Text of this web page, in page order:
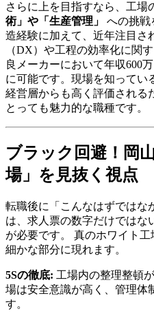
さらに上を目指すなら、工場
術」や「生産管理」
への挑戦
造経験に加えて、近年注目さ
（DX）や工程の効率化に関
良メーカーにおいて年収600
に可能です。現場を知ってい
経営層からも高く評価される
とっても魅力的な職種です。
ブラック回避！岡
場」を見抜く視点
転職後に「こんなはずではな
は、求人票の数字だけではな
が必要です。 真のホワイト
細かな部分に現れます。
5Sの徹底: 工場内の整理整頓
場は安全意識が高く、管理体
す。